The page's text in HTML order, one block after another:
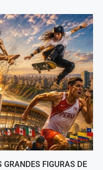
GRANDES FIGURAS DE